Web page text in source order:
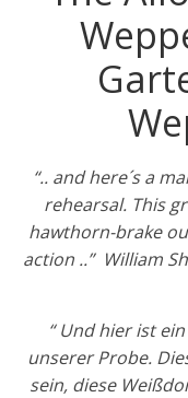
“.. and here´s a
rehearsal. This
hawthorn-brake
action ..” William
“ Und hier ist
unserer Probe.
sein, diese